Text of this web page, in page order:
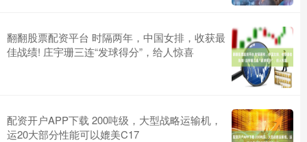
翻翻股票配资平台 时隔两年，中国女排，收获最
佳战绩! 庄宇珊三连“发球得分”，给人惊喜
配资开户APP下载 200吨级，大型战略运输机，
运20大部分性能可以媲美C17